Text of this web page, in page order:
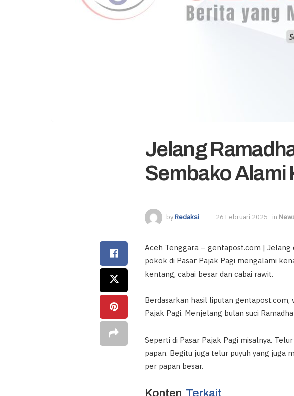
Jelang
Sembako Alami
byRedaksi 26 Februari 2025 in
Aceh Tenggara – gentapost.com | Jelang
pokok di Pasar Pajak Pagi mengalami
kentang, cabai besar dan cabai rawit.
Berdasarkan hasil liputan gentapost.com,
Pajak Pagi. Menjelang bulan suci
Seperti di Pasar Pajak Pagi misalnya.
papan. Begitu juga telur puyuh yang juga
per papan besar.
Konten Terkait